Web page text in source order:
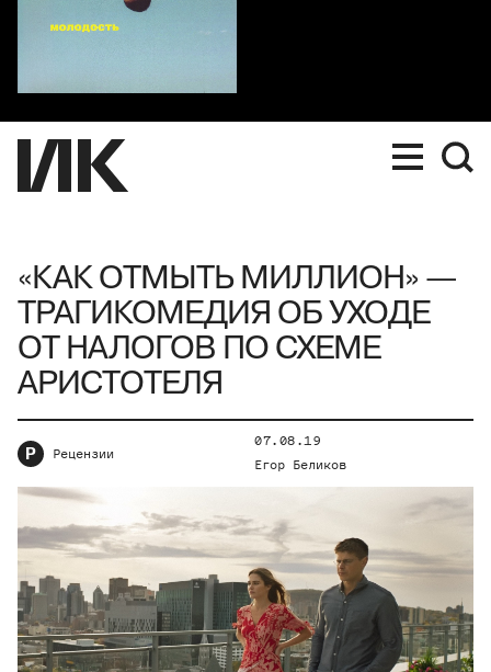
«КАК ОТМЫТЬ МИЛЛИОН» —
ТРАГИКОМЕДИЯ ОБ УХОДЕ
ОТ НАЛОГОВ ПО СХЕМЕ
АРИСТОТЕЛЯ
Р Рецензии
07.08.19
Егор Беликов